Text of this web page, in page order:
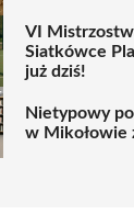
VI
Siatkówce
już dziś!
Nietypowy
w Mikołowie